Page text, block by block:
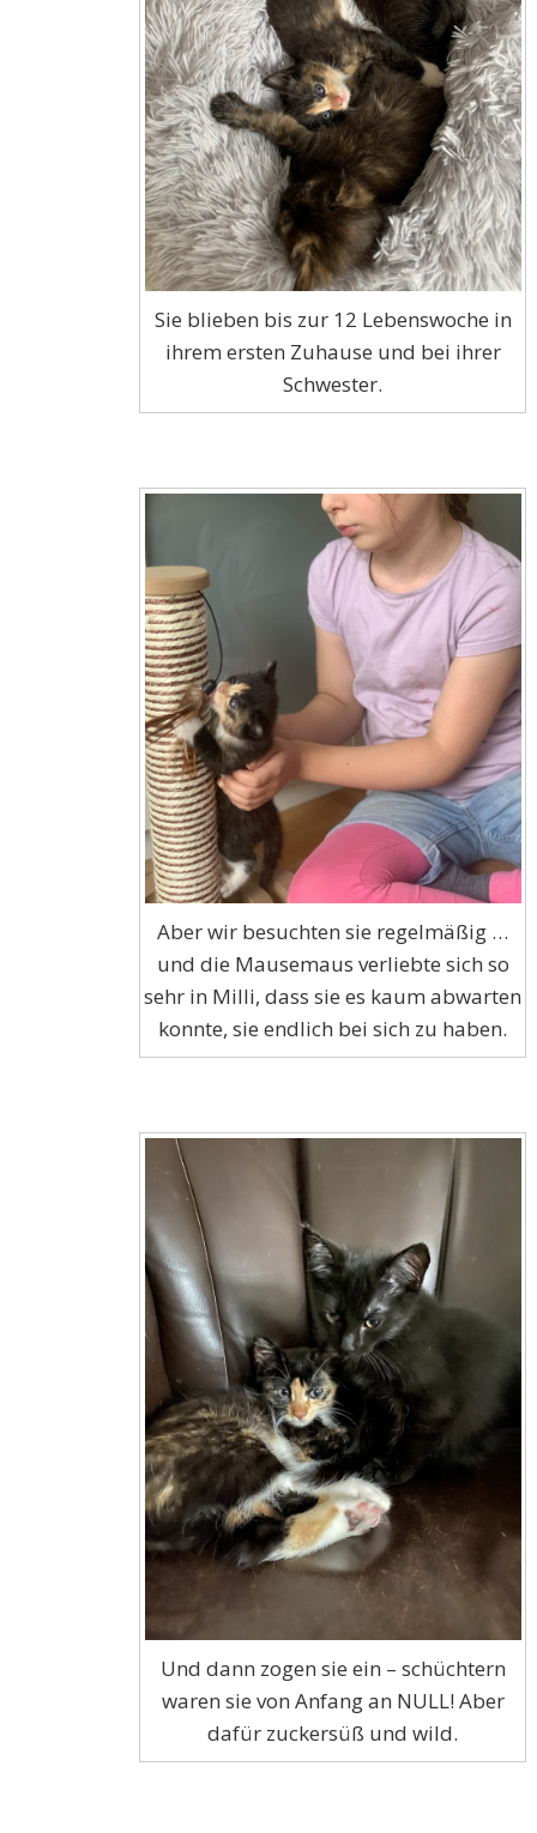
Sie blieben bis zur 12 Lebenswoche in
ihrem ersten Zuhause und bei ihrer
Schwester.
Aber wir besuchten sie regelmäßig …
und die Mausemaus verliebte sich so
sehr in Milli, dass sie es kaum abwarten
konnte, sie endlich bei sich zu haben.
Und dann zogen sie ein – schüchtern
waren sie von Anfang an NULL! Aber
dafür zuckersüß und wild.